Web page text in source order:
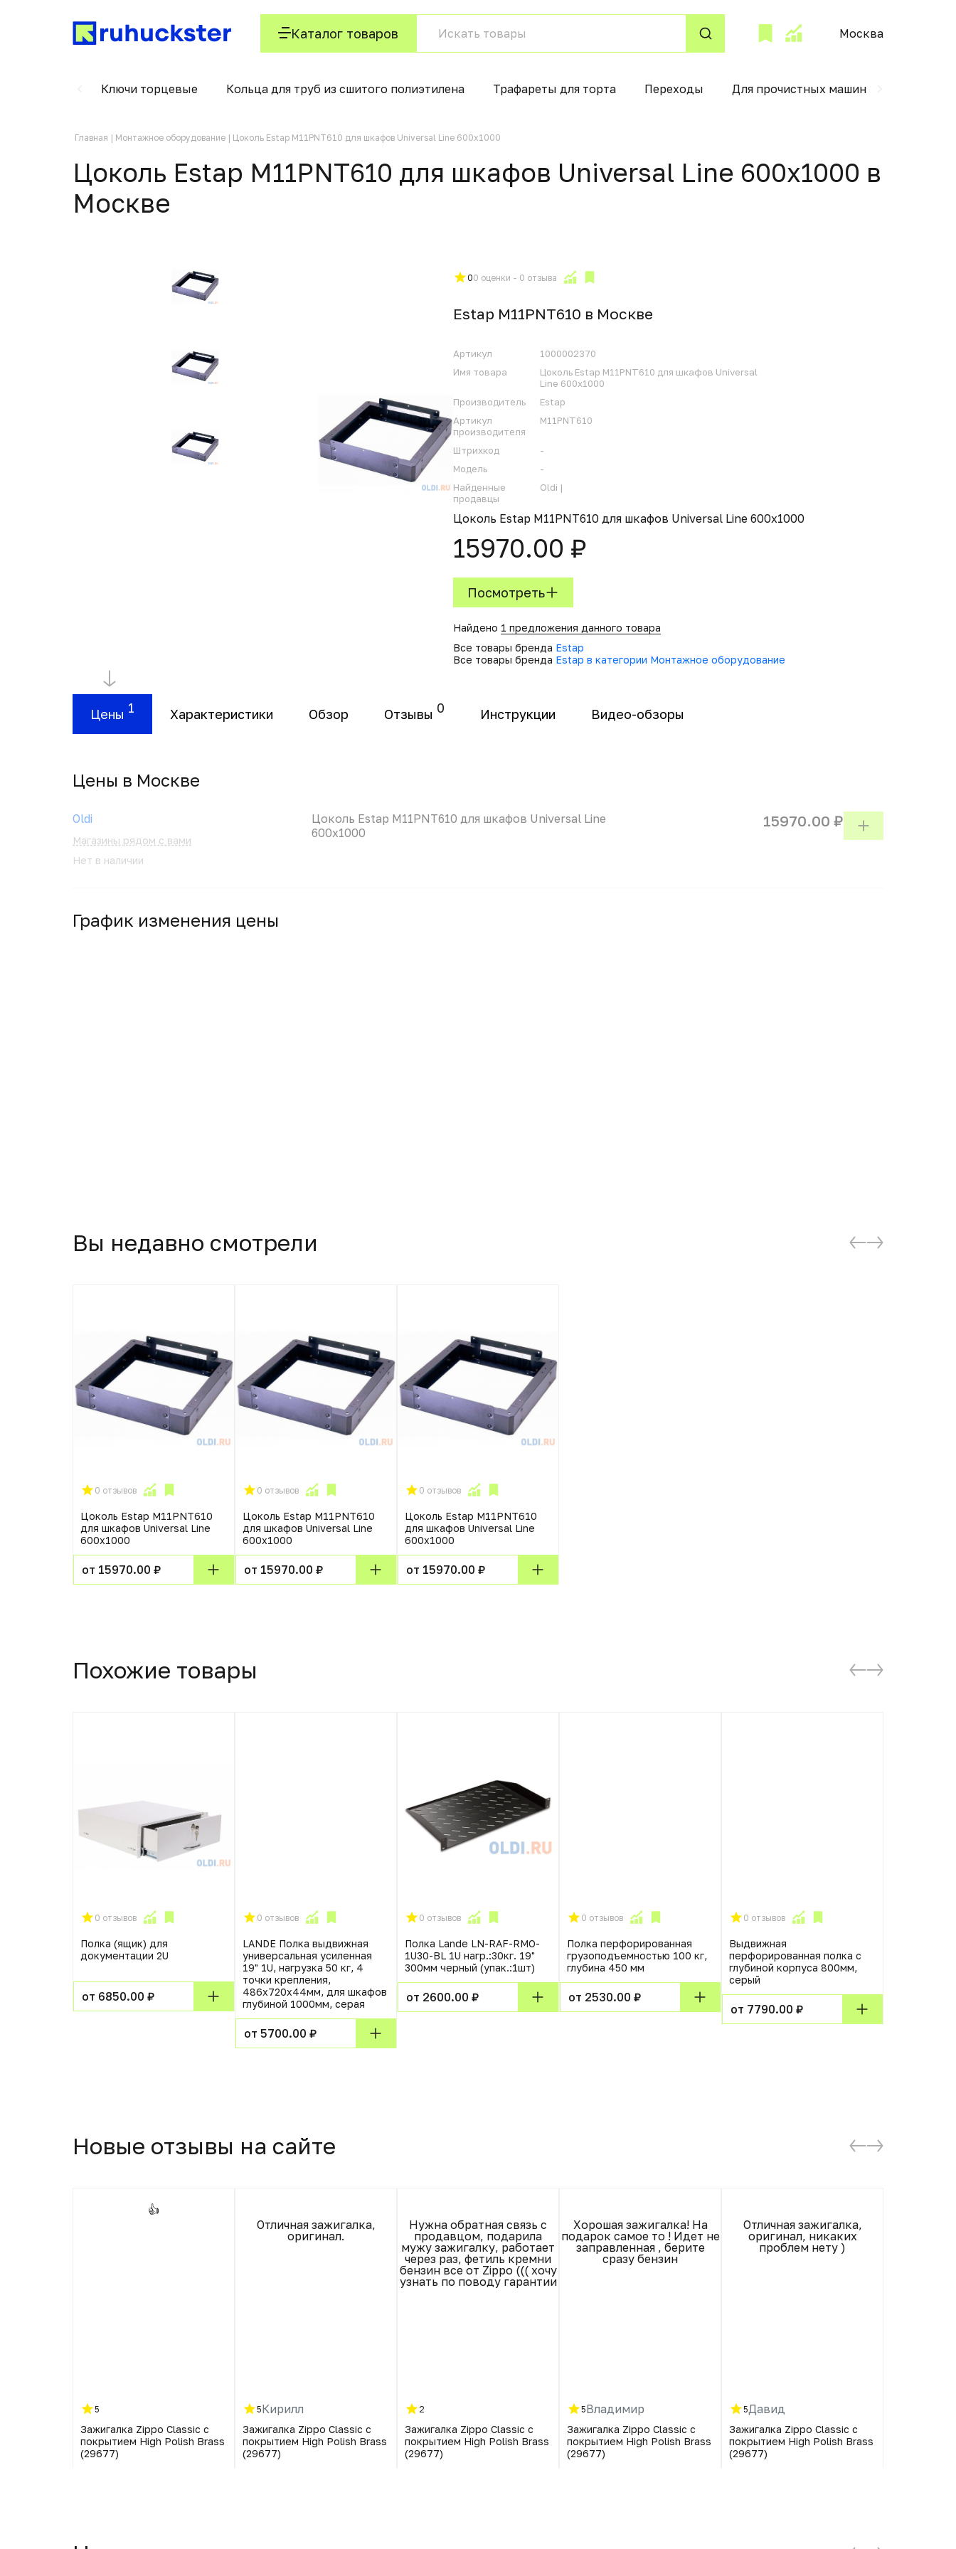
Каталог товаров Москва
Ключи торцевые Кольца для труб из сшитого полиэтилена Трафареты для торта Переходы Для прочистных машин
Главная Монтажное оборудование Цоколь Estap M11PNT610 для шкафов Universal Line 600x1000
Цоколь Estap M11PNT610 для шкафов Universal Line 600x1000 в
Москвe
00 оценки - 0 отзыва
Estap M11PNT610 в Москвe
Артикул
1000002370
Имя товара
Цоколь Estap M11PNT610 для шкафов Universal
Line 600x1000
Производитель
Estap
Артикул
производителя
M11PNT610
Штрихкод
-
Модель
-
Найденные
продавцы
Oldi |
Цоколь Estap M11PNT610 для шкафов Universal Line 600x1000
15970.00 ₽
Посмотреть
Найдено 1 предложения данного товара
Все товары бренда Estap
Все товары бренда Estap в категории Монтажное оборудование
Цены 1 Характеристики Обзор Отзывы 0 Инструкции Видео-обзоры
Цены в Москвe
Oldi
Магазины рядом с вами
Нет в наличии
Цоколь Estap M11PNT610 для шкафов Universal Line
600x1000
15970.00 ₽
График изменения цены
Вы недавно смотрели
0 отзывов
Цоколь Estap M11PNT610
для шкафов Universal Line
600x1000
от 15970.00 ₽
0 отзывов
Цоколь Estap M11PNT610
для шкафов Universal Line
600x1000
от 15970.00 ₽
0 отзывов
Цоколь Estap M11PNT610
для шкафов Universal Line
600x1000
от 15970.00 ₽
Похожие товары
0 отзывов
Полка (ящик) для
документации 2U
от 6850.00 ₽
0 отзывов
LANDE Полка выдвижная
универсальная усиленная
19" 1U, нагрузка 50 кг, 4
точки крепления,
486х720х44мм, для шкафов
глубиной 1000мм, серая
от 5700.00 ₽
0 отзывов
Полка Lande LN-RAF-RMO-
1U30-BL 1U нагр.:30кг. 19"
300мм черный (упак.:1шт)
от 2600.00 ₽
0 отзывов
Полка перфорированная
грузоподъемностью 100 кг,
глубина 450 мм
от 2530.00 ₽
0 отзывов
Выдвижная
перфорированная полка с
глубиной корпуса 800мм,
серый
от 7790.00 ₽
Новые отзывы на сайте
👍
5
Зажигалка Zippo Classic с
покрытием High Polish Brass
(29677)
Отличная зажигалка,
оригинал.
5Кирилл
Зажигалка Zippo Classic с
покрытием High Polish Brass
(29677)
Нужна обратная связь с
продавцом, подарила
мужу зажигалку, работает
через раз, фетиль кремни
бензин все от Zippo ((( хочу
узнать по поводу гарантии
2
Зажигалка Zippo Classic с
покрытием High Polish Brass
(29677)
Хорошая зажигалка! На
подарок самое то ! Идет не
заправленная , берите
сразу бензин
5Владимир
Зажигалка Zippo Classic с
покрытием High Polish Brass
(29677)
Отличная зажигалка,
оригинал, никаких
проблем нету )
5Давид
Зажигалка Zippo Classic с
покрытием High Polish Brass
(29677)